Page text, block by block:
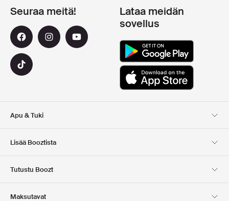
Apu & Tuki
Lisää Booztista
Club Boozt
Tutustu Boozt
Seuraa meitä!
Lataa meidän
sovellus
Maksutavat